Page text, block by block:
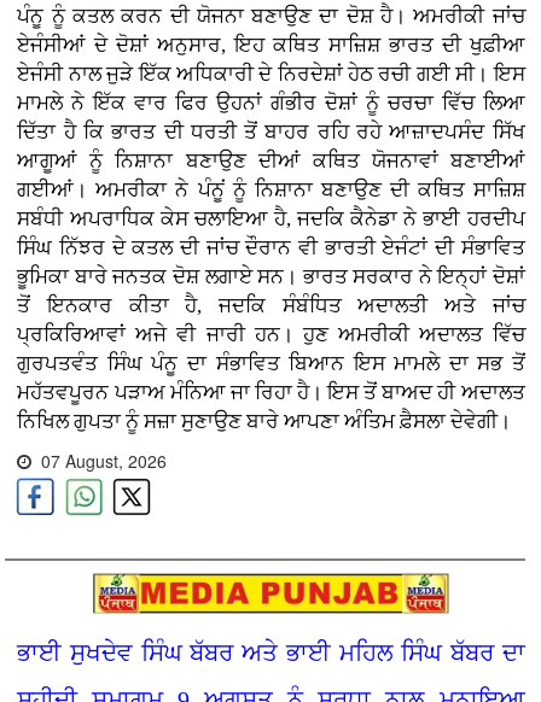
ਪੰਨੂ ਨੂੰ ਕਤਲ ਕਰਨ ਦੀ ਯੋਜਨਾ ਬਣਾਉਣ ਦਾ ਦੋਸ਼ ਹੈ। ਅਮਰੀਕੀ ਜਾਂਚ
ਏਜੰਸੀਆਂ ਦੇ ਦੋਸ਼ਾਂ ਅਨੁਸਾਰ, ਇਹ ਕਥਿਤ ਸਾਜ਼ਿਸ਼ ਭਾਰਤ ਦੀ ਖੁਫ਼ੀਆ
ਏਜੰਸੀ ਨਾਲ ਜੁੜੇ ਇੱਕ ਅਧਿਕਾਰੀ ਦੇ ਨਿਰਦੇਸ਼ਾਂ ਹੇਠ ਰਚੀ ਗਈ ਸੀ। ਇਸ
ਮਾਮਲੇ ਨੇ ਇੱਕ ਵਾਰ ਫਿਰ ਉਹਨਾਂ ਗੰਭੀਰ ਦੋਸ਼ਾਂ ਨੂੰ ਚਰਚਾ ਵਿੱਚ ਲਿਆ
ਦਿੱਤਾ ਹੈ ਕਿ ਭਾਰਤ ਦੀ ਧਰਤੀ ਤੋਂ ਬਾਹਰ ਰਹਿ ਰਹੇ ਆਜ਼ਾਦਪਸੰਦ ਸਿੱਖ
ਆਗੂਆਂ ਨੂੰ ਨਿਸ਼ਾਨਾ ਬਣਾਉਣ ਦੀਆਂ ਕਥਿਤ ਯੋਜਨਾਵਾਂ ਬਣਾਈਆਂ
ਗਈਆਂ। ਅਮਰੀਕਾ ਨੇ ਪੰਨੂਂ ਨੂੰ ਨਿਸ਼ਾਨਾ ਬਣਾਉਣ ਦੀ ਕਥਿਤ ਸਾਜ਼ਿਸ਼
ਸਬੰਧੀ ਅਪਰਾਧਿਕ ਕੇਸ ਚਲਾਇਆ ਹੈ, ਜਦਕਿ ਕੈਨੇਡਾ ਨੇ ਭਾਈ ਹਰਦੀਪ
ਸਿੰਘ ਨਿੱਝਰ ਦੇ ਕਤਲ ਦੀ ਜਾਂਚ ਦੌਰਾਨ ਵੀ ਭਾਰਤੀ ਏਜੰਟਾਂ ਦੀ ਸੰਭਾਵਿਤ
ਭੂਮਿਕਾ ਬਾਰੇ ਜਨਤਕ ਦੋਸ਼ ਲਗਾਏ ਸਨ। ਭਾਰਤ ਸਰਕਾਰ ਨੇ ਇਨ੍ਹਾਂ ਦੋਸ਼ਾਂ
ਤੋਂ ਇਨਕਾਰ ਕੀਤਾ ਹੈ, ਜਦਕਿ ਸੰਬੰਧਿਤ ਅਦਾਲਤੀ ਅਤੇ ਜਾਂਚ
ਪ੍ਰਕਿਰਿਆਵਾਂ ਅਜੇ ਵੀ ਜਾਰੀ ਹਨ। ਹੁਣ ਅਮਰੀਕੀ ਅਦਾਲਤ ਵਿੱਚ
ਗੁਰਪਤਵੰਤ ਸਿੰਘ ਪੰਨੂ ਦਾ ਸੰਭਾਵਿਤ ਬਿਆਨ ਇਸ ਮਾਮਲੇ ਦਾ ਸਭ ਤੋਂ
ਮਹੱਤਵਪੂਰਨ ਪੜਾਅ ਮੰਨਿਆ ਜਾ ਰਿਹਾ ਹੈ। ਇਸ ਤੋਂ ਬਾਅਦ ਹੀ ਅਦਾਲਤ
ਨਿਖਿਲ ਗੁਪਤਾ ਨੂੰ ਸਜ਼ਾ ਸੁਣਾਉਣ ਬਾਰੇ ਆਪਣਾ ਅੰਤਿਮ ਫ਼ੈਸਲਾ ਦੇਵੇਗੀ।
07 August, 2026
ਭਾਈ ਸੁਖਦੇਵ ਸਿੰਘ ਬੱਬਰ ਅਤੇ ਭਾਈ ਮਹਿਲ ਸਿੰਘ ਬੱਬਰ ਦਾ